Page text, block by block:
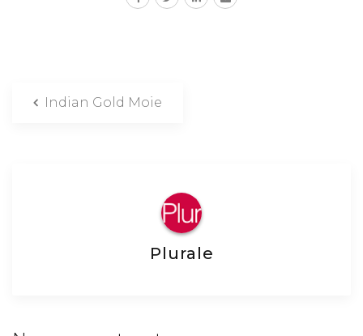
Indian Gold Moie
Plurale